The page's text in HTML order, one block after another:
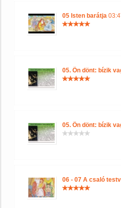
05 Isten barátja
05. Ön dönt: bízik
05. Ön dönt: bízik
06 - 07 A csaló